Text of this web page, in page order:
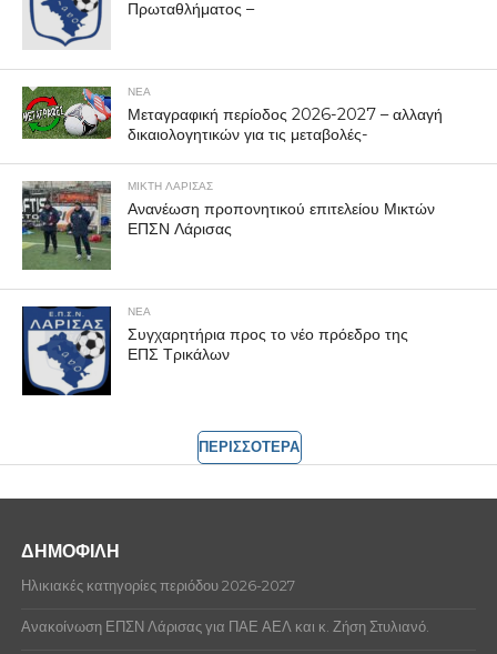
Πρωταθλήματος –
ΝΕΑ
Μεταγραφική περίοδος 2026-2027 – αλλαγή
δικαιολογητικών για τις μεταβολές-
ΜΙΚΤΗ ΛΑΡΙΣΑΣ
Ανανέωση προπονητικού επιτελείου Μικτών
ΕΠΣΝ Λάρισας
ΝΕΑ
Συγχαρητήρια προς το νέο πρόεδρο της
ΕΠΣ Τρικάλων
ΠΕΡΙΣΣΟΤΕΡΑ
ΔΗΜΟΦΙΛΗ
Ηλικιακές κατηγορίες περιόδου 2026-2027
Ανακοίνωση ΕΠΣΝ Λάρισας για ΠΑΕ ΑΕΛ και κ. Ζήση Στυλιανό.